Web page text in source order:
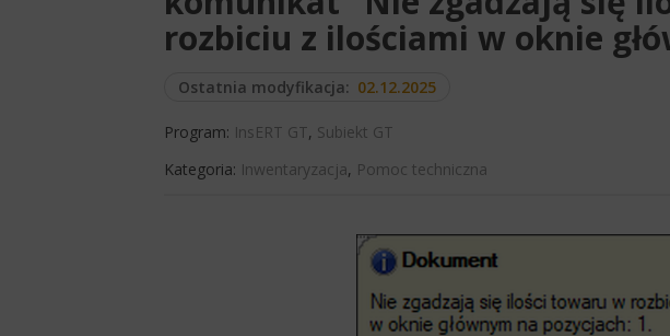
rozbiciu z ilościami w oknie
Ostatnia modyfikacja: 02.12.2025
Program: InsERT GT, Subiekt GT
Kategoria: Inwentaryzacja, Pomoc techniczna